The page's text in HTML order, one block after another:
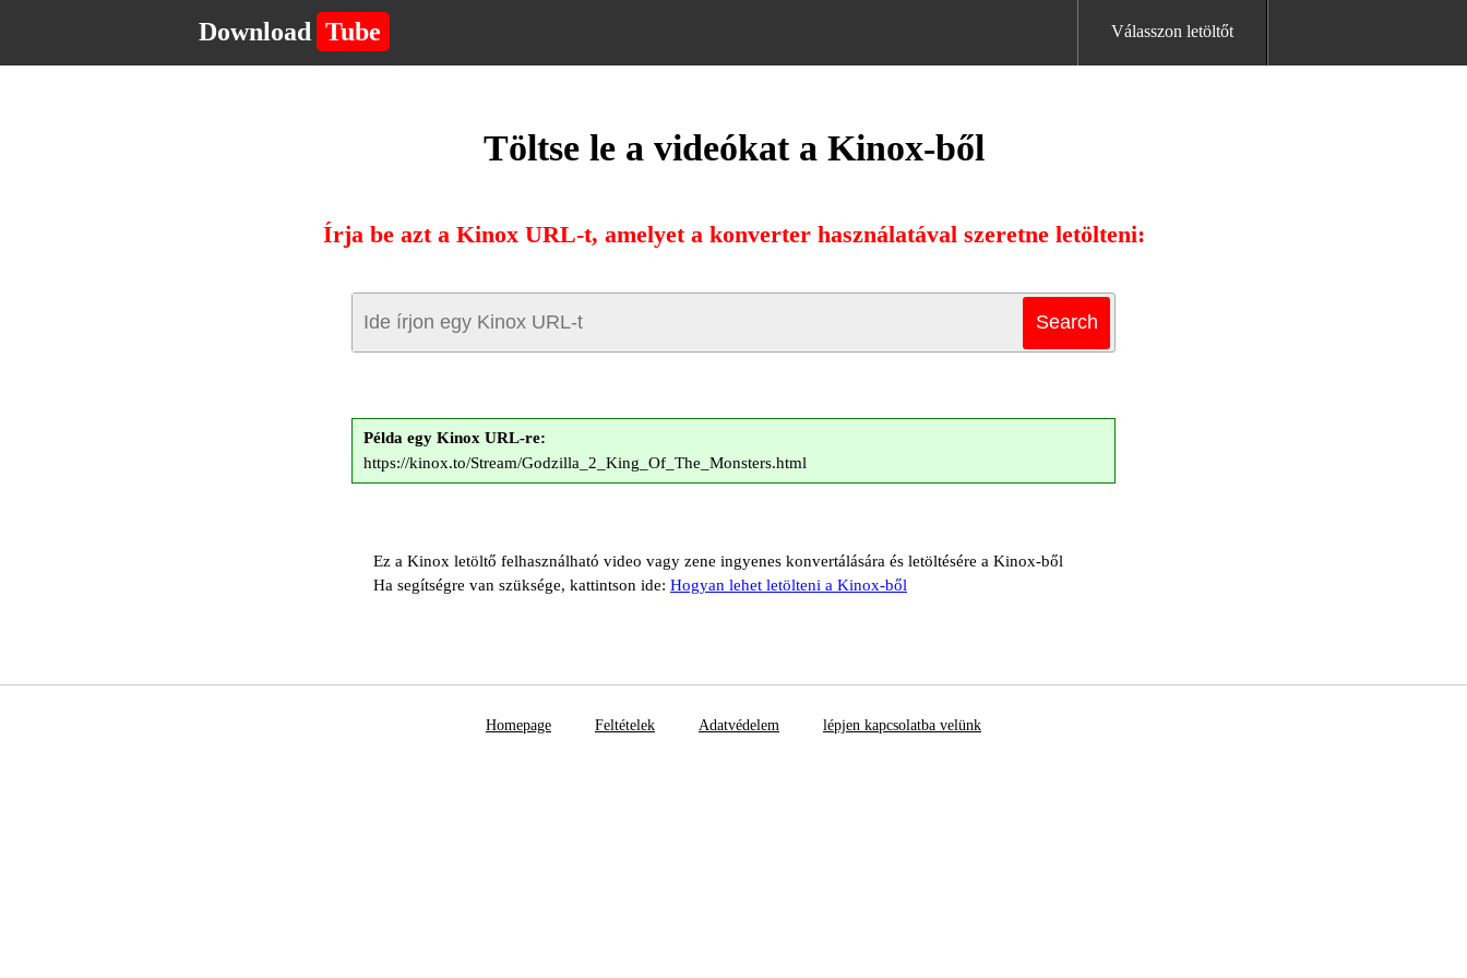
Download Tube Válasszon letöltőt
Töltse le a videókat a Kinox-ből
Írja be azt a Kinox URL-t, amelyet a konverter használatával szeretne letölteni:
Példa egy Kinox URL-re:
https://kinox.to/Stream/Godzilla_2_King_Of_The_Monsters.html
Ez a Kinox letöltő felhasználható video vagy zene ingyenes konvertálására és letöltésére a Kinox-ből
Ha segítségre van szüksége, kattintson ide: Hogyan lehet letölteni a Kinox-ből
Homepage Feltételek Adatvédelem lépjen kapcsolatba velünk